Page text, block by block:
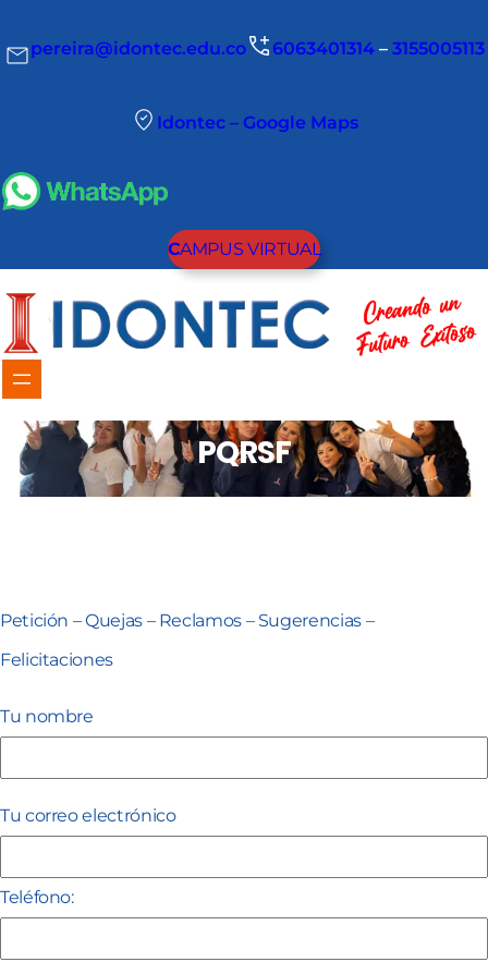
pereira@idontec.edu.co 6063401314 – 3155005113
Idontec – Google Maps
CAMPUS VIRTUAL
PQRSF
Petición – Quejas – Reclamos – Sugerencias –
Felicitaciones
Tu nombre
Tu correo electrónico
Teléfono: